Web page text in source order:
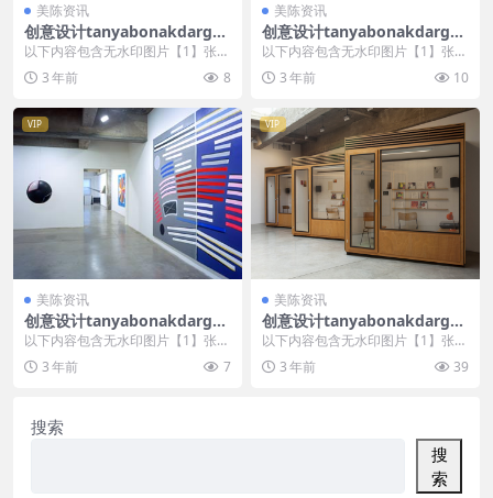
美陈资讯
创意设计tanyabonakdargall
ery美陈创意 (1758)
以下内容包含无水印图片【1】张
，开通会员无障碍浏览 开通VIP会
员 3 年前 8
美陈资讯
创意设计tanyabonakdargall
ery美陈创意 (3041)
以下内容包含无水印图片【1】张
，开通会员无障碍浏览 开通VIP会
员 3 年前 10
VIP
美陈资讯
创意设计tanyabonakdargall
ery美陈创意 (1395)
以下内容包含无水印图片【1】张
，开通会员无障碍浏览 开通VIP会
员 3 年前 7
VIP
美陈资讯
创意设计tanyabonakdargall
ery美陈创意 (711)
以下内容包含无水印图片【1】张
，开通会员无障碍浏览 开通VIP会
员 3 年前 39
搜索
搜
索